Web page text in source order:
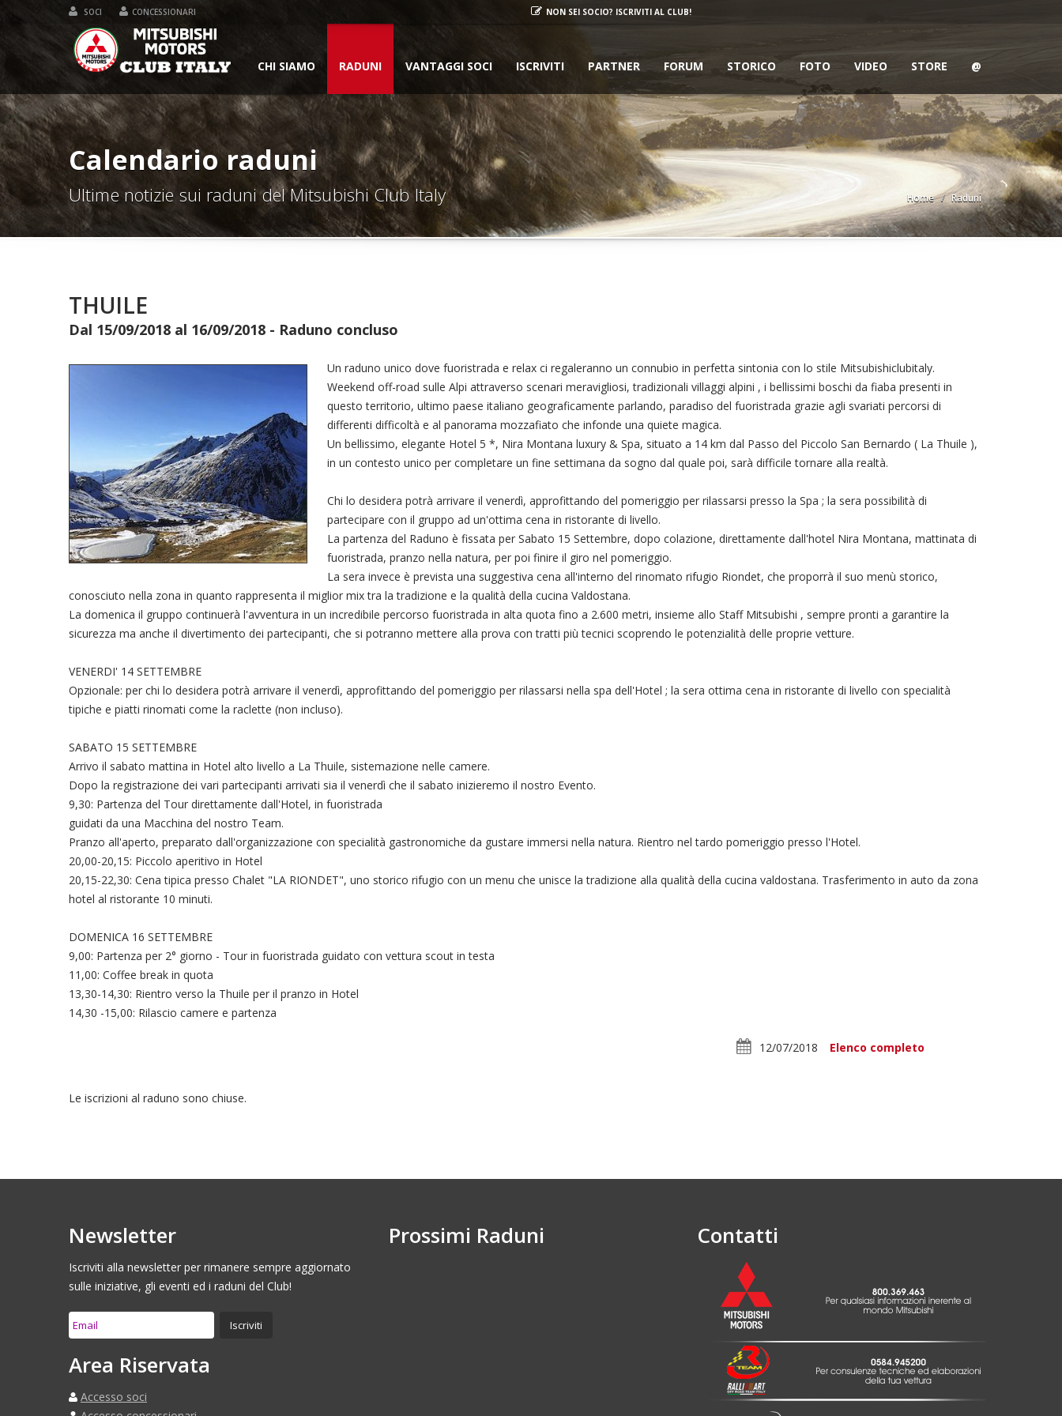
SOCI CONCESSIONARI NON SEI SOCIO? ISCRIVITI AL CLUB!
CHI SIAMO RADUNI VANTAGGI SOCI ISCRIVITI PARTNER FORUM STORICO FOTO VIDEO STORE @
Calendario raduni
Ultime notizie sui raduni del Mitsubishi Club Italy Home Raduni
THUILE
Dal 15/09/2018 al 16/09/2018 - Raduno concluso
Un raduno unico dove fuoristrada e relax ci regaleranno un connubio in perfetta sintonia con lo stile Mitsubishiclubitaly.
Weekend off-road sulle Alpi attraverso scenari meravigliosi, tradizionali villaggi alpini , i bellissimi boschi da fiaba presenti in
questo territorio, ultimo paese italiano geograficamente parlando, paradiso del fuoristrada grazie agli svariati percorsi di
differenti difficoltà e al panorama mozzafiato che infonde una quiete magica.
Un bellissimo, elegante Hotel 5 *, Nira Montana luxury & Spa, situato a 14 km dal Passo del Piccolo San Bernardo ( La Thuile ),
in un contesto unico per completare un fine settimana da sogno dal quale poi, sarà difficile tornare alla realtà.
Chi lo desidera potrà arrivare il venerdì, approfittando del pomeriggio per rilassarsi presso la Spa ; la sera possibilità di
partecipare con il gruppo ad un'ottima cena in ristorante di livello.
La partenza del Raduno è fissata per Sabato 15 Settembre, dopo colazione, direttamente dall'hotel Nira Montana, mattinata di
fuoristrada, pranzo nella natura, per poi finire il giro nel pomeriggio.
La sera invece è prevista una suggestiva cena all'interno del rinomato rifugio Riondet, che proporrà il suo menù storico,
conosciuto nella zona in quanto rappresenta il miglior mix tra la tradizione e la qualità della cucina Valdostana.
La domenica il gruppo continuerà l'avventura in un incredibile percorso fuoristrada in alta quota fino a 2.600 metri, insieme allo Staff Mitsubishi , sempre pronti a garantire la
sicurezza ma anche il divertimento dei partecipanti, che si potranno mettere alla prova con tratti più tecnici scoprendo le potenzialità delle proprie vetture.
VENERDI' 14 SETTEMBRE
Opzionale: per chi lo desidera potrà arrivare il venerdì, approfittando del pomeriggio per rilassarsi nella spa dell'Hotel ; la sera ottima cena in ristorante di livello con specialità
tipiche e piatti rinomati come la raclette (non incluso).
SABATO 15 SETTEMBRE
Arrivo il sabato mattina in Hotel alto livello a La Thuile, sistemazione nelle camere.
Dopo la registrazione dei vari partecipanti arrivati sia il venerdì che il sabato inizieremo il nostro Evento.
9,30: Partenza del Tour direttamente dall'Hotel, in fuoristrada
guidati da una Macchina del nostro Team.
Pranzo all'aperto, preparato dall'organizzazione con specialità gastronomiche da gustare immersi nella natura. Rientro nel tardo pomeriggio presso l'Hotel.
20,00-20,15: Piccolo aperitivo in Hotel
20,15-22,30: Cena tipica presso Chalet "LA RIONDET", uno storico rifugio con un menu che unisce la tradizione alla qualità della cucina valdostana. Trasferimento in auto da zona
hotel al ristorante 10 minuti.
DOMENICA 16 SETTEMBRE
9,00: Partenza per 2° giorno - Tour in fuoristrada guidato con vettura scout in testa
11,00: Coffee break in quota
13,30-14,30: Rientro verso la Thuile per il pranzo in Hotel
14,30 -15,00: Rilascio camere e partenza
12/07/2018 Elenco completo
Le iscrizioni al raduno sono chiuse.
Newsletter
Iscriviti alla newsletter per rimanere sempre aggiornato
sulle iniziative, gli eventi ed i raduni del Club!
Area Riservata
Accesso soci
Prossimi Raduni Contatti